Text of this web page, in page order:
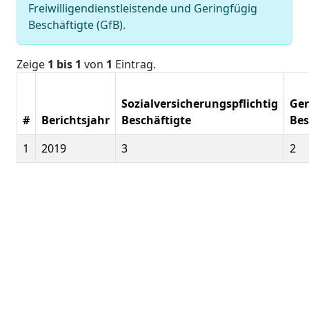
Freiwilligendienstleistende und Geringfügig
Beschäftigte (GfB).
Zeige 1 bis 1 von 1 Eintrag.
# Berichtsjahr
Sozialversicherungspflichtig
Beschäftigte
1
2019 3 2